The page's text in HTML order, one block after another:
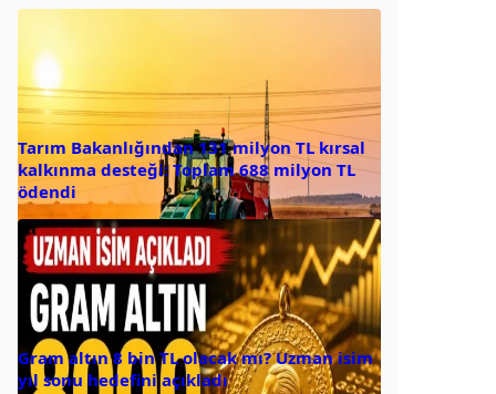
Tarım Bakanlığından 131 milyon TL kırsal
kalkınma desteği: Toplam 688 milyon TL
ödendi
Gram altın 8 bin TL olacak mı? Uzman isim
yıl sonu hedefini açıkladı